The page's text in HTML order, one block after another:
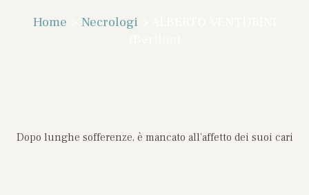
Home Necrologi>
Dopo lunghe sofferenze, è mancato all’affetto dei suoi cari